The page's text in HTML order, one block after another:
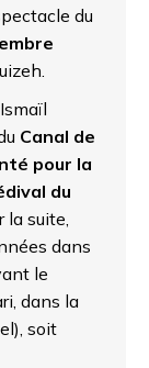
du
Canal de
pour la
du
la suite,
dans
le
dans la
soit